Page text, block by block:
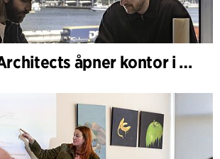
C.F. Møller Architects åpner kontor i Göteborg